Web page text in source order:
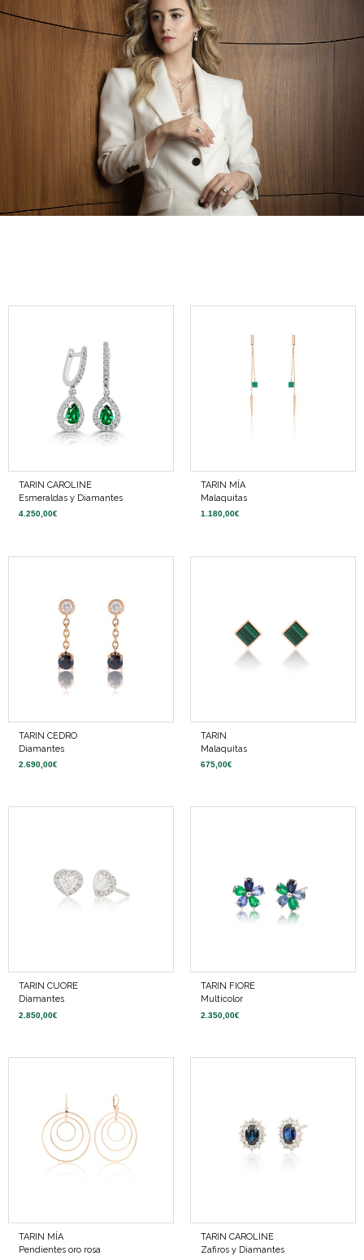
TARIN CAROLINE
Esmeraldas y Diamantes
4.250,00€
TARIN MÍA
Malaquitas
1.180,00€
TARIN CEDRO
Diamantes
2.690,00€
TARIN
Malaquitas
675,00€
TARIN CUORE
Diamantes
2.850,00€
TARIN FIORE
Multicolor
2.350,00€
TARIN MÍA
Pendientes oro rosa
TARIN CAROLINE
Zafiros y Diamantes